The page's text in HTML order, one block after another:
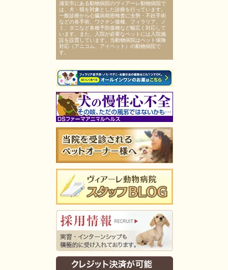
浦安市にある動物病院のヴィアーレ動物病院で
は、犬・猫を対象とした診療を行っています。
一般診療から心臓病精密検査に去勢・不妊手術
などの各手術、ワクチン接種、フィラリア、ノ
ミ、ダニなど各種予防接種など幅広く対応して
います。また、入院が必要なペットには入院施
設を設置しています。当動物病院はペット保険
対応（アニコム、アイペット）の動物病院で
す。